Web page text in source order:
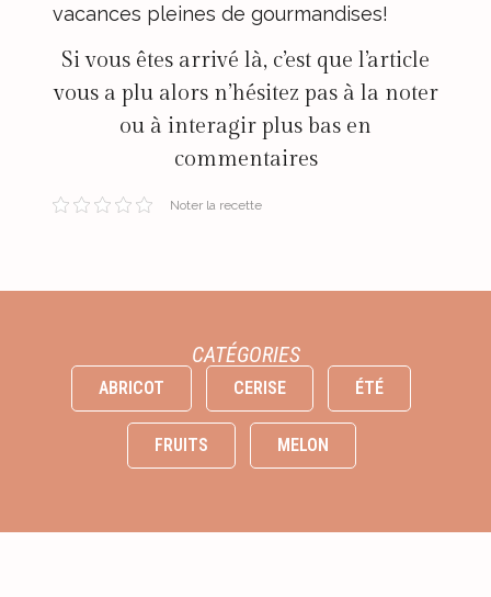
vacances pleines de gourmandises!
Si vous êtes arrivé là, c’est que l’article
vous a plu alors n’hésitez pas à la noter
ou à interagir plus bas en
commentaires
Noter la recette
CATÉGORIES
ABRICOT CERISE ÉTÉ
FRUITS MELON